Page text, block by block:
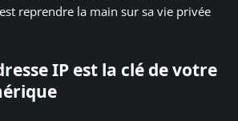
reprendre la main sur sa vie privée
IP est la clé de votre